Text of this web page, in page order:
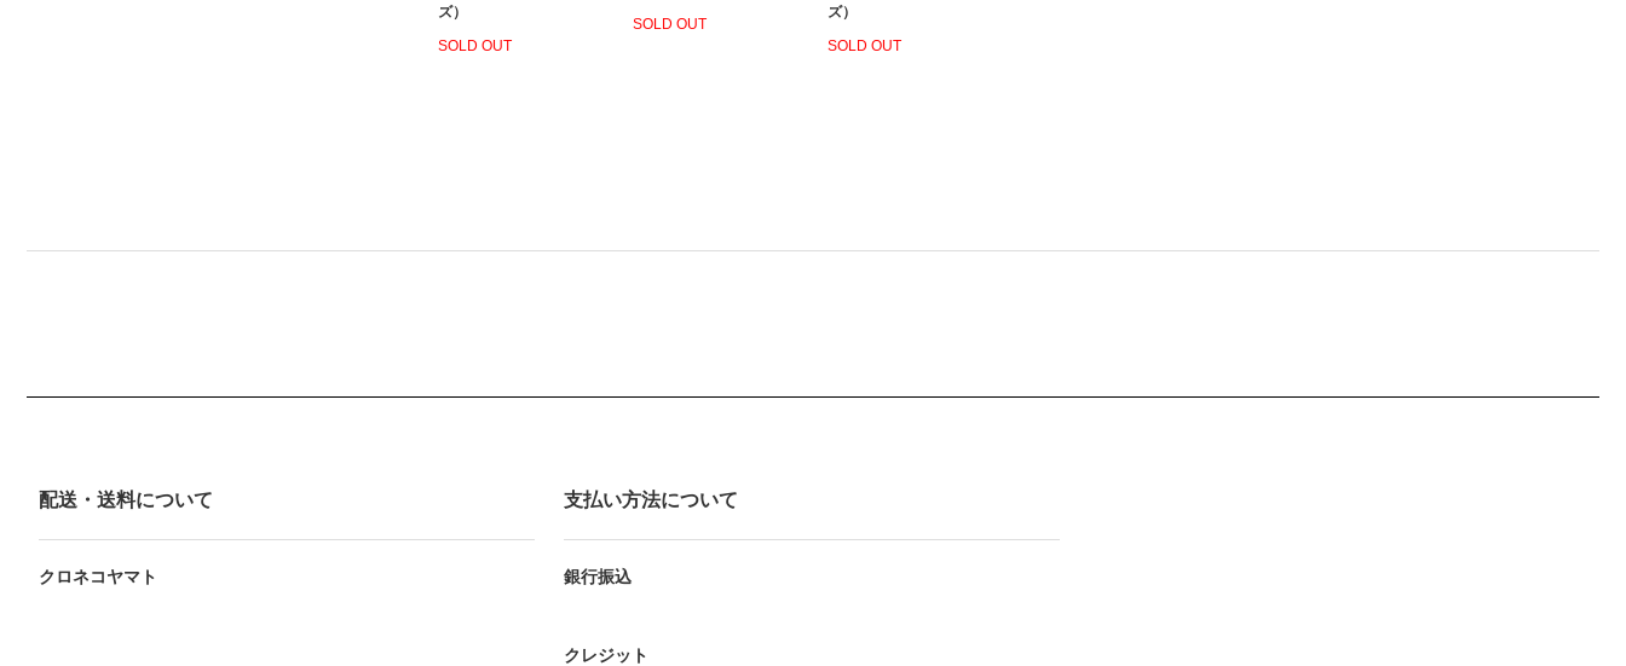
ズ）
SOLD OUT
SOLD OUT
ズ）
SOLD OUT
配送・送料について
クロネコヤマト
支払い方法について
銀行振込
クレジット